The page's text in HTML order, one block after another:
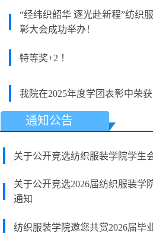
“经纬织韶华 逐光赴新程”纺织
彰大会成功举办！
特等奖+2 ！
我院在2025年度学团表彰中荣
通知公告
关于公开竞选纺织服装学院学生
关于公开竞选2026届纺织服装学
通知
纺织服装学院邀您共赏2026届毕